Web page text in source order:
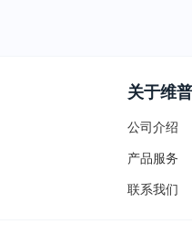
关于维普
公司介绍
产品服务
联系我们